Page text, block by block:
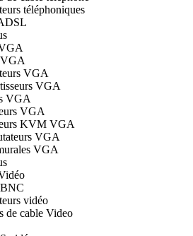
téléphoniques
VGA
VGA
VGA
VGA
KVM VGA
VGA
VGA
vidéo
de cable Video